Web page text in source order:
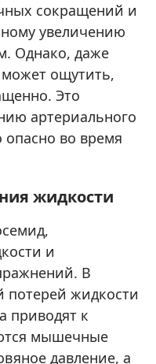
сокращений и
увеличению
Однако, даже
может ощутить,
Это
артериального
опасно во время
жидкости
и
В
потерей жидкости
приводят к
мышечные
давление, а